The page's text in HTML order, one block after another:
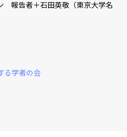
報告者＋石田英敬（東京大学名
る学者の会